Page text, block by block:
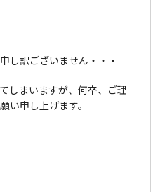
し訳ございません・・・
しまいますが、何卒、ご理
い申し上げます。